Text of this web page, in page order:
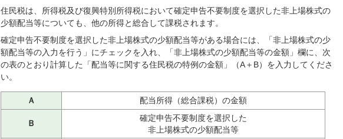
住民税は、所得税及び復興特別所得税において確定申告不要制度を選択した非上場株式の
少額配当等についても、他の所得と総合して課税されます。
確定申告不要制度を選択した非上場株式の少額配当等がある場合には、「非上場株式の少
額配当等の入力を行う」にチェックを入れ、「非上場株式の少額配当等の金額」欄に、次
の表のとおり計算した「配当等に関する住民税の特例の金額」（A＋B）を入力してくださ
い。
Ａ 配当所得（総合課税）の金額
Ｂ
確定申告不要制度を選択した
非上場株式の少額配当等